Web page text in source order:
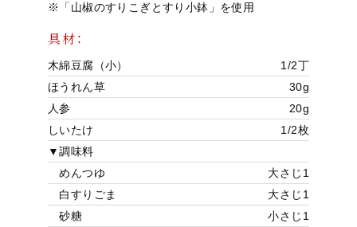
※「 山椒のすりこぎとすり小鉢 」を使用
具材：
木綿豆腐（小）
1/2丁
ほうれん草
30g
人参
20g
しいたけ
1/2枚
▼調味料
めんつゆ
大さじ1
白すりごま
大さじ1
砂糖
小さじ1
治
陶
に
つ
社
概
要
シ
人
客
知
お
問
い
合
わ
せ
ン
ン